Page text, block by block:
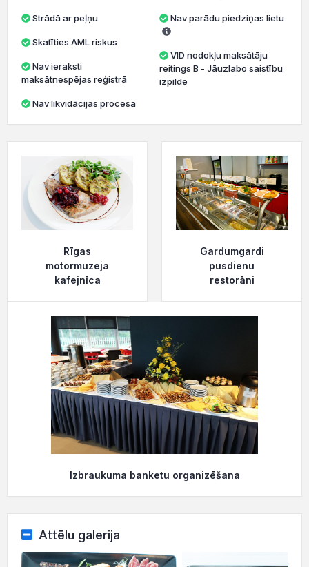
Strādā ar peļņu
Skatīties AML riskus
maksātnespējas reģistrā
Nav likvidācijas procesa
Nav parādu piedziņas lietu
VID nodokļu maksātāju
reitings B - Jāuzlabo saistību
izpilde
Rīgas
motormuzeja
kafejnīca
Gardumgardi
pusdienu
restorāni
Izbraukuma banketu organizēšana
Attēlu galerija